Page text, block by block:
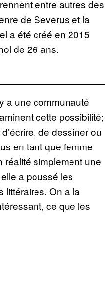
entre autres des
de Severus et la
a été créé en 2015
de 26 ans.
a une communauté
cette possibilité;
de dessiner ou
en tant que femme
simplement une
a poussé les
littéraires. On a la
ce que les